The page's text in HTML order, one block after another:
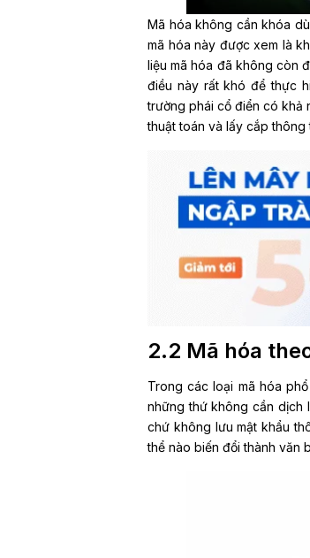
Mã hóa không cần khóa
mã hóa này được xem là
liệu mã hóa đã không còn
điều này rất khó để thực
trường phái cổ điển có khả
thuật toán và lấy cắp thông
2.2 Mã hóa
Trong các loại mã hóa
những thứ không cần dịch
chứ không lưu mật khẩu
thể nào biến đổi thành văn